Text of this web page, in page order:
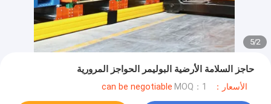
2
/
5
حاجز السلامة الأرضية البوليمر الحواجز المرورية
الأسعار：can be negotiable MOQ：1